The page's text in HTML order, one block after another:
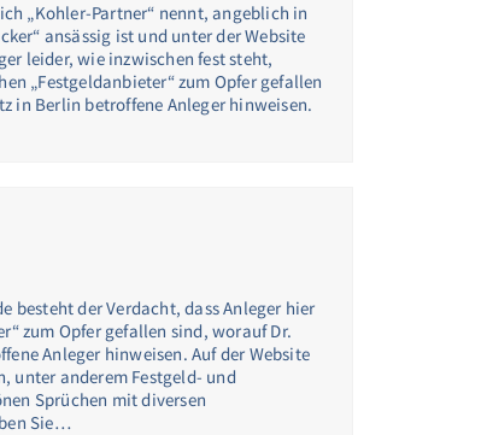
„Kohler-Partner“ nennt, angeblich in
ansässig ist und unter der Website
leider, wie inzwischen fest steht,
„Festgeldanbieter“ zum Opfer gefallen
in Berlin betroffene Anleger hinweisen.
besteht der Verdacht, dass Anleger hier
zum Opfer gefallen sind, worauf Dr.
Anleger hinweisen. Auf der Website
unter anderem Festgeld- und
Sprüchen mit diversen
Sie…